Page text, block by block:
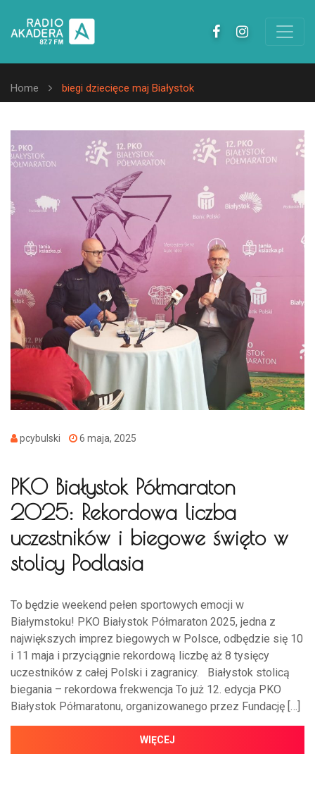
Home biegi dziecięce maj Białystok
pcybulski 6 maja, 2025
PKO Białystok Półmaraton
2025: Rekordowa liczba
uczestników i biegowe święto w
stolicy Podlasia
To będzie weekend pełen sportowych emocji w
Białymstoku! PKO Białystok Półmaraton 2025, jedna z
największych imprez biegowych w Polsce, odbędzie się 10
i 11 maja i przyciągnie rekordową liczbę aż 8 tysięcy
uczestników z całej Polski i zagranicy. Białystok stolicą
biegania – rekordowa frekwencja To już 12. edycja PKO
Białystok Półmaratonu, organizowanego przez Fundację […]
WIĘCEJ